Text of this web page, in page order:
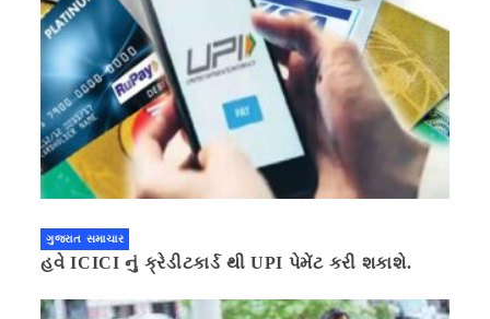
ગુજરાત સમાચાર
હવે ICICI નું ક્રેડીટકાર્ડ થી UPI પેમેંટ કરી શકાશે.